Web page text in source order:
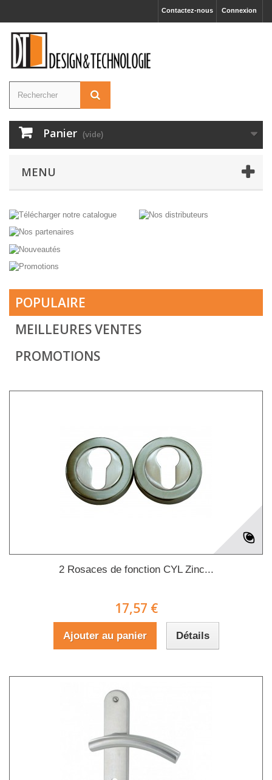
Connexion
Contactez-nous
Panier (vide)
MENU
POPULAIRE
MEILLEURES VENTES
PROMOTIONS
2 Rosaces de fonction CYL Zinc...
17,57 €
Ajouter au panier Détails